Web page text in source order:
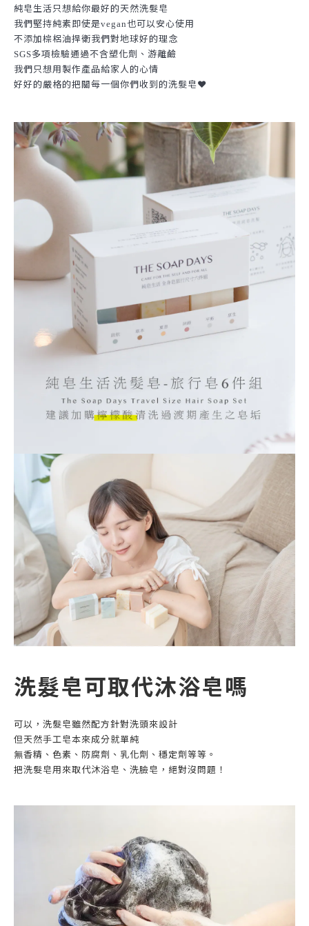
純皂生活只想給你最好的天然洗髮皂
我們堅持純素即使是vegan也可以安心使用
不添加棕梠油捍衛我們對地球好的理念
SGS多項檢驗通過不含塑化劑、游離鹼
我們只想用製作產品給家人的心情
好好的嚴格的把關每一個你們收到的洗髮皂❤️
洗髮皂可取代沐浴皂嗎
可以，洗髮皂雖然配方針對洗頭來設計
但天然手工皂本來成分就單純
無香精、色素、防腐劑、乳化劑、穩定劑等等。
把洗髮皂用來取代沐浴皂、洗臉皂，絕對沒問題！